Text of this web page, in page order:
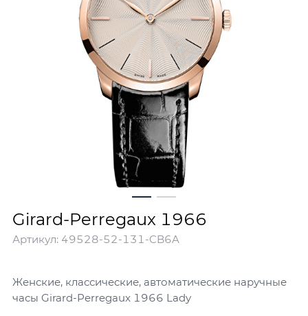
Girard-Perregaux 1966
Артикул: 49528-52-131-CB6A
Женские, классические, автоматические наручные
часы Girard-Perregaux 1966 Lady